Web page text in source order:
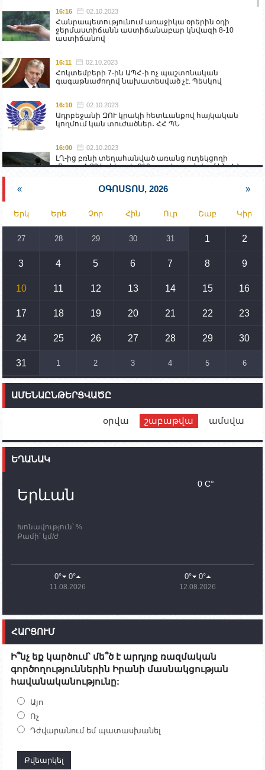
16:16 02.10.2023
Հանրապետությունում առաջիկա օրերին օդի
ջերմաստիճանն աստիճանաբար կնվազի 8-10
աստիճանով
16:11 02.10.2023
Հոկտեմբերի 7-ին ԱՊՀ-ի ոչ պաշտոնական
գագաթնաժողով նախատեսված չէ. Պեսկով
16:10 02.10.2023
Ադրբեջանի ԶՈՒ կրակի հետևանքով հայկական
կողմում կան տուժածներ․ ՀՀ ՊՆ
16:00 02.10.2023
ԼՂ-ից բռնի տեղահանված առանց ուղեկցողի
մնացած 20 երեխա և 216 տարեց գտնվում են ՀՀ
Իրանը կողմ է տարածաշրջանի համար շահավետ
տրանսպորտային հաղորդակցությունների
զարգացմանը, սակայն ոչ՝ միջազգային
սահմանների փոփոխությանը
15:10 02.10.2023
սպառնալիքները կասեցնելու համար. իսպանացի
պատգամավորը Գորիսում է
14:54 02.10.2023
տեղակայված հայկական դիրքերի անձնակազմի
համար սնունդ տեղափոխող մեքենայի
ունեն. կիպրոսցի խորհրդարանականը՝ Ալեն
Ֆրանսիայի ԱԳ նախարարը կայցելի Հայաստան
պատասխանատուներ կմնան ԼՂ-ում՝ մինչև
որոնողափրկարարական աշխատանքների
11:03
ՄԱԿ-ի առաքելությունը շատ, շատ, շատ օգտակար
Ադրբեջանի փոխվարչապետն այսօր կմեկնի
Ստեփանակերտ
10:07 02.10.2023
09:38 02.10.2023
Խումբն Արցախում կմնա` մինչև զոհվածների
աճյունների ու անհետ կորածների
Ժամը 18։00-ի դրությամբ ԼՂ-ից բռնի տեղահանված
19:54
« ՕԳՈՍՏՈՍ, 2026 »
Երկ Երե Չոր Հին Ուր Շաբ Կիր
27 28 29 30 31 1 2
3 4 5 6 7 8 9
10 11 12 13 14 15 16
17 18 19 20 21 22 23
24 25 26 27 28 29 30
31 1 2 3 4 5 6
ԱՄԵՆԱԸՆԹԵՐՑՎԱԾԸ
օրվա շաբաթվա ամսվա
ԵՂԱՆԱԿ
Երևան
Խոնավություն՝ %
Քամի՝ կմ/ժ
0 C°
0° 0°
11.08.2026
0° 0°
12.08.2026
ՀԱՐՑՈՒՄ
Ի՞նչ եք կարծում՝ մե՞ծ է արդյոք ռազմական
գործողություններին Իրանի մասնակցության
հավանականությունը:
Այո
Ոչ
Դժվարանում եմ պատասխանել